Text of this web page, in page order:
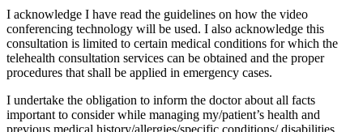
I acknowledge I have read the guidelines on how the video
conferencing technology will be used. I also acknowledge this
consultation is limited to certain medical conditions for which the
telehealth consultation services can be obtained and the proper
procedures that shall be applied in emergency cases.
I undertake the obligation to inform the doctor about all facts
important to consider while managing my/patient’s health and